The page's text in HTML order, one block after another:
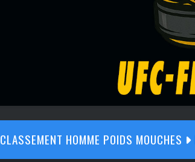
CLASSEMENT HOMME POIDS MOUCHES